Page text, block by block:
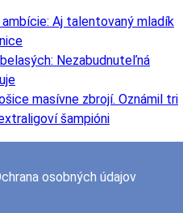
Aj talentovaný mladík
Nezabudnuteľná
masívne zbrojí. Oznámil tri
šampióni
osobných údajov